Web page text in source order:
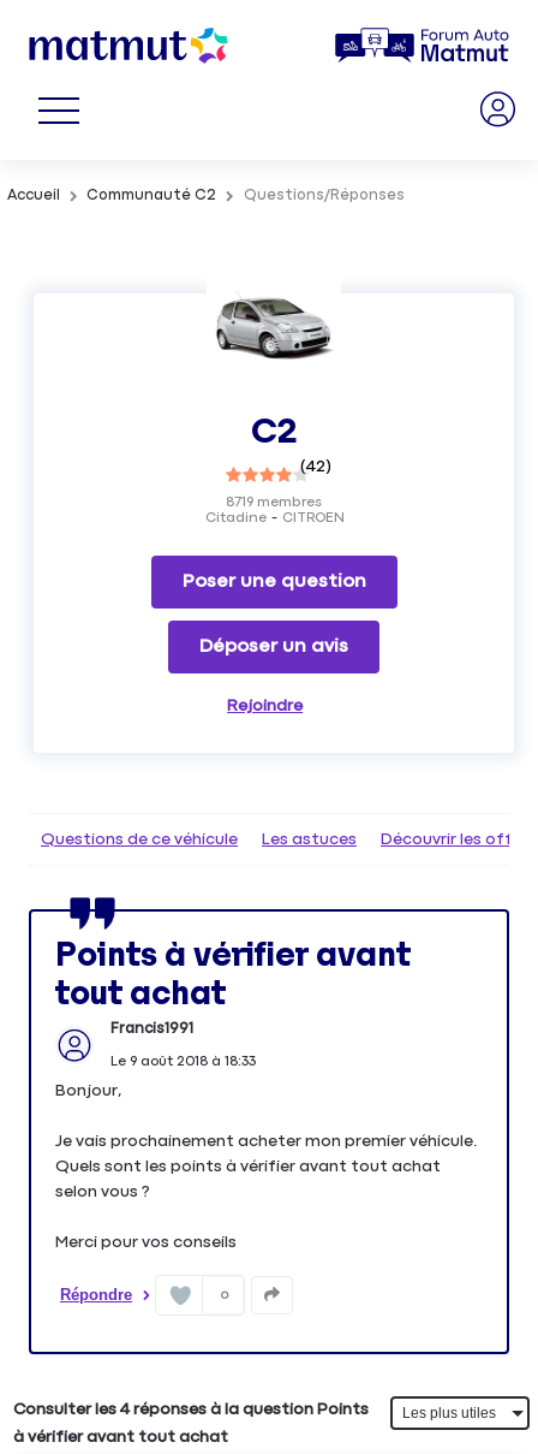
Accueil Communauté C2 Questions/Réponses
C2
(42)
Citadine CITROEN
8719 membres
Poser une question
Déposer un avis
Rejoindre
Questions de ce véhicule Les astuces Découvrir les
Points à vérifier avant
tout achat
Francis1991
Le 9 août 2018à 18:33
Bonjour,
Je vais prochainement acheter mon premier véhicule.
Quels sont les points à vérifier avant tout achat
selon vous ?
Merci pour vos conseils
Répondre 0
Consulter les 4 réponses à la question Points
à vérifier avant tout achat